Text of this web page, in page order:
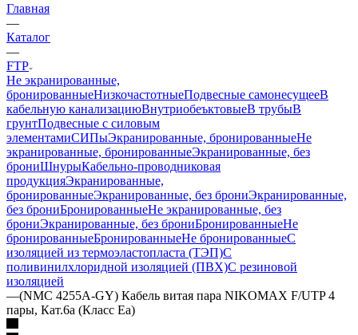
Главная
—
Каталог
—
FTP
Не экранированные,
бронированныеНизкочастотныеПодвесные самонесущееВ
кабельную канализациюВнутриобеъктовыеВ трубыВ
грунтПодвесные с силовым
элементамиСИПыЭкранированные, бронированныеНе
экранированные, бронированныеЭкранированные, без
брониШнурыКабельно-проводниковая
продукцияЭкранированные,
бронированныеЭкранированные, без брониЭкранированные,
без брониБронированныеНе экранированные, без
брониЭкранированные, без брониБронированныеНе
бронированныеБронированныеНе бронированныеС
изоляцией из термоэластопласта (ТЭП)С
поливинилхлоридной изоляцией (ПВХ)С резиновой
изоляцией
—(NMC 4255A-GY) Кабель витая пара NIKOMAX F/UTP 4
пары, Кат.6a (Класс Eа)